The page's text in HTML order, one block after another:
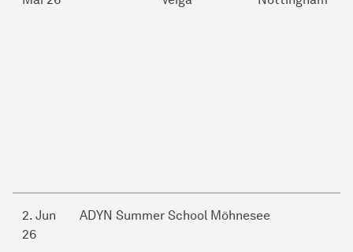
2. Jun
26
ADYN Summer School Möhnesee